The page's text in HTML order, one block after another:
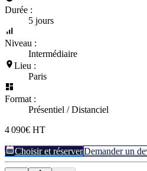
Durée :
5 jours
Niveau :
Intermédiaire
Lieu :
Paris
Format :
Présentiel / Distanciel
4 090€ HT
Choisir et réserverDemander un